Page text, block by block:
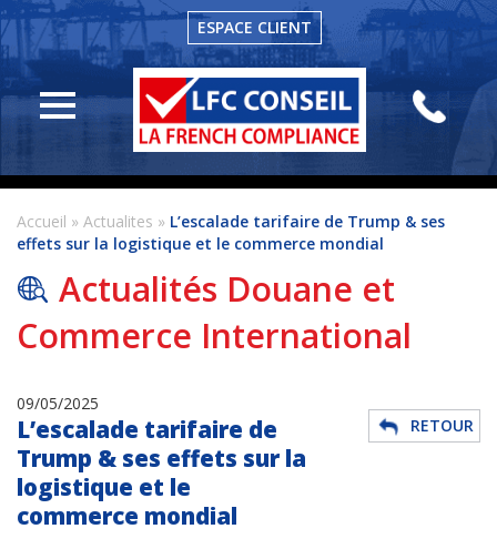
LFC
Conseil
Conseil
douane
Formation
en
douane
Contact
ESPACE CLIENT
Accueil » Actualites » L’escalade tarifaire de Trump & ses
effets sur la logistique et le commerce mondial
Actualités Douane et
Commerce International
09/05/2025
L’escalade tarifaire de
Trump & ses effets sur la
logistique et le
commerce mondial
RETOUR